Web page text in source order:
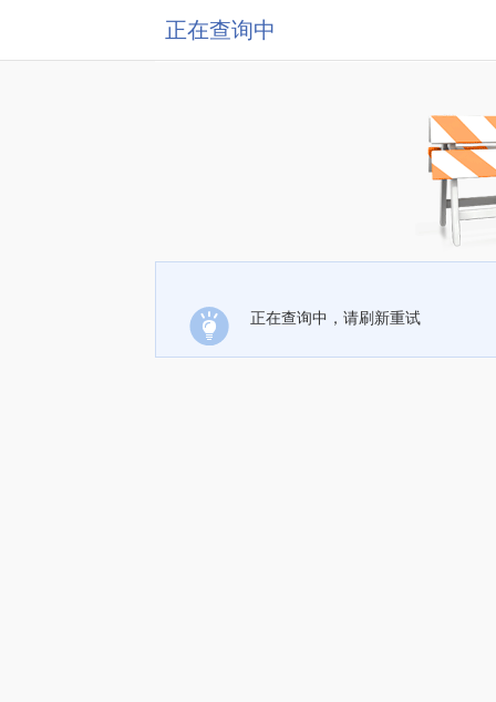
正在查询中
正在查询中，请刷新重试